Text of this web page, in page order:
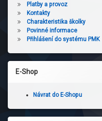
Platby a provoz
Kontakty
Charakteristika školky
Povinné informace
Přihlášení do systému PMK
E-Shop
Návrat do E-Shopu